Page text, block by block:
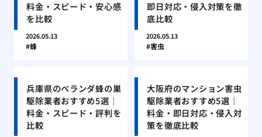
料金・スピード・安心感
を比較
2026.05.13
蜂
即日対応・侵入対策を徹
底比較
2026.05.13
害虫
兵庫県のベランダ蜂の巣
駆除業者おすすめ5選｜
料金・スピード・評判を
比較
大阪府のマンション害虫
駆除業者おすすめ5選｜
料金・即日対応・侵入対
策を徹底比較